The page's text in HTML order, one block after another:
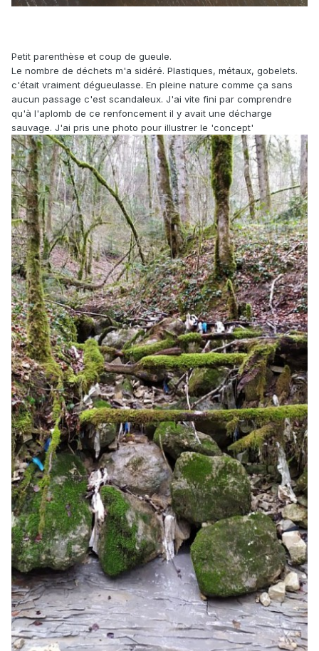
Petit parenthèse et coup de gueule.
Le nombre de déchets m'a sidéré. Plastiques, métaux, gobelets.
c'était vraiment dégueulasse. En pleine nature comme ça sans
aucun passage c'est scandaleux. J'ai vite fini par comprendre
qu'à l'aplomb de ce renfoncement il y avait une décharge
sauvage. J'ai pris une photo pour illustrer le 'concept'